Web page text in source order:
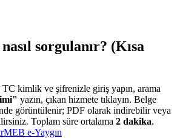
sorgulanır? (Kısa
TC kimlik ve şifrenizle giriş yapın, arama
yazın, çıkan hizmete tıklayın. Belge
görüntülenir; PDF olarak indirebilir veya
Toplam süre ortalama 2 dakika.
MEB e-Yaygın